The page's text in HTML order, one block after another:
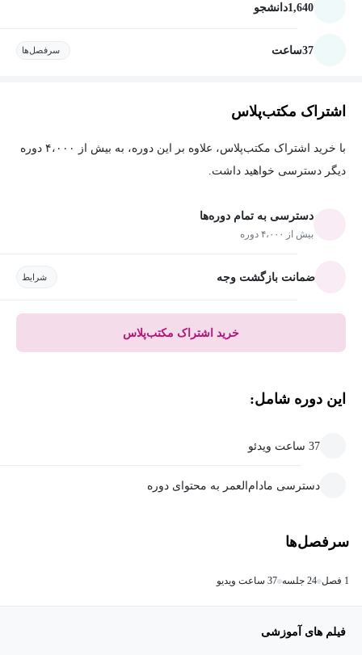
1,640دانشجو
37ساعت سرفصل‌ها
اشتراک مکتب‌پلاس
با خرید اشتراک مکتب‌پلاس، علاوه بر این دوره، به بیش از ۴،۰۰۰ دوره
دیگر دسترسی خواهید داشت.
دسترسی به تمام دوره‌ها
بیش از ۴،۰۰۰ دوره
ضمانت بازگشت وجه شرایط
خرید اشتراک مکتب‌پلاس
این دوره شامل:
37 ساعت ویدئو
دسترسی مادام‌العمر به محتوای دوره
سرفصل‌ها
1 فصل 24 جلسه 37 ساعت ویدیو
فیلم های آموزشی